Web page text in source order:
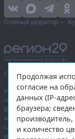
Главный редактор —
Сетевое издание
Учредитель —
«Правда Севера».
Выписка из реестра
информации:ЭЛ № ФС
службой по надзору в
и массовых
Продолжая
согласие на
данных (IP-
браузера;
и количество